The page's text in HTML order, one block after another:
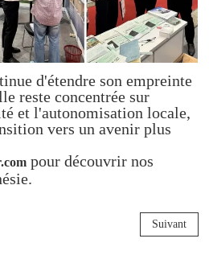
d'étendre son empreinte
reste concentrée sur
et l'autonomisation locale,
vers un avenir plus
pour découvrir nos
Suivant